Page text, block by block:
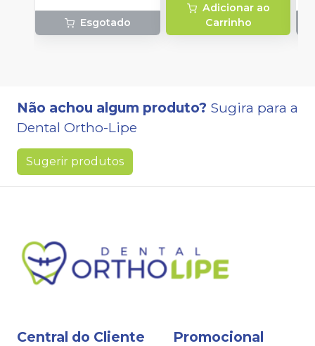
Esgotado
Adicionar ao
Carrinho
Não achou algum produto? Sugira para a
Dental Ortho-Lipe
Sugerir produtos
Central do Cliente Promocional